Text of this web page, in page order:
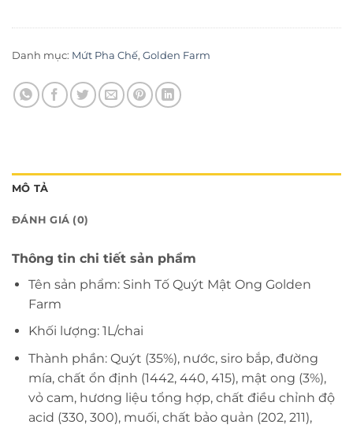
Danh mục: Mứt Pha Chế, Golden Farm
MÔ TẢ
ĐÁNH GIÁ (0)
Thông tin chi tiết sản phẩm
Tên sản phẩm: Sinh Tố Quýt Mật Ong Golden
Farm
Khối lượng: 1L/chai
Thành phần: Quýt (35%), nước, siro bắp, đường
mía, chất ổn định (1442, 440, 415), mật ong (3%),
vỏ cam, hương liệu tổng hợp, chất điều chỉnh độ
acid (330, 300), muối, chất bảo quản (202, 211),